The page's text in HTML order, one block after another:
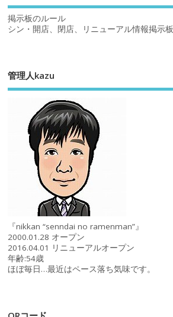
掲示板のルール
シン・開店、閉店、リニューアル情報掲示板
管理人kazu
『nikkan “senndai no ramenman”』
2000.01.28 オープン
2016.04.01 リニューアルオープン
年齢:54歳
ほぼ毎日…最近はペース落ち気味です。